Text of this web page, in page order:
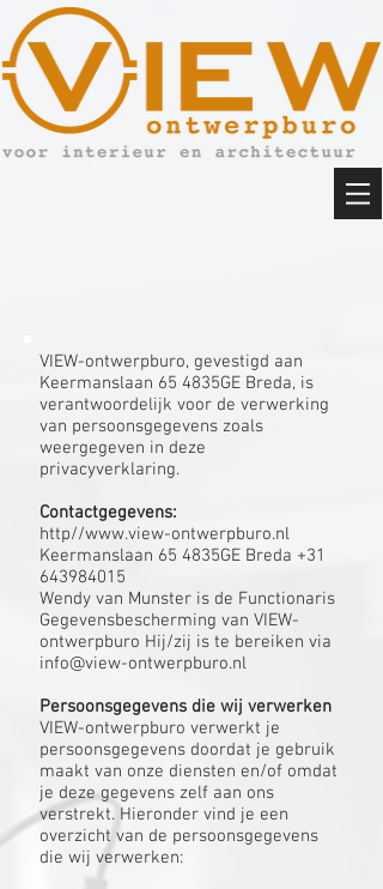
VIEW-ontwerpburo, gevestigd aan
Keermanslaan 65 4835GE Breda, is
verantwoordelijk voor de verwerking
van persoonsgegevens zoals
weergegeven in deze
privacyverklaring.
Contactgegevens:
http//www.view-ontwerpburo.nl
Keermanslaan 65 4835GE Breda +31
643984015
Wendy van Munster is de Functionaris
Gegevensbescherming van VIEW-
ontwerpburo Hij/zij is te bereiken via
info@view-ontwerpburo.nl
Persoonsgegevens die wij verwerken
VIEW-ontwerpburo verwerkt je
persoonsgegevens doordat je gebruik
maakt van onze diensten en/of omdat
je deze gegevens zelf aan ons
verstrekt. Hieronder vind je een
overzicht van de persoonsgegevens
die wij verwerken: